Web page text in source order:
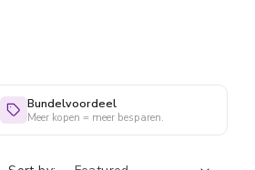
Bundelvoordeel
Meer kopen = meer besparen.